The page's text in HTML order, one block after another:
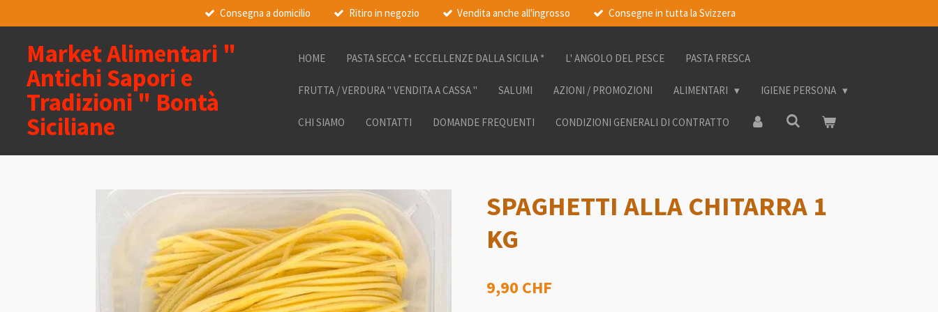
al
contenuto
principale
Consegna a domicilio Ritiro in negozio Vendita anche all'ingrosso Consegne in tutta la Svizzera
Market Alimentari "
Antichi Sapori e
Tradizioni " Bontà
Siciliane
HOME PASTA SECCA * ECCELLENZE DALLA SICILIA * L' ANGOLO DEL PESCE PASTA FRESCA
FRUTTA / VERDURA " VENDITA A CASSA " SALUMI AZIONI / PROMOZIONI ALIMENTARI IGIENE PERSONA
CHI SIAMO CONTATTI DOMANDE FREQUENTI CONDIZIONI GENERALI DI CONTRATTO
SPAGHETTI ALLA CHITARRA 1
KG
9,90 CHF